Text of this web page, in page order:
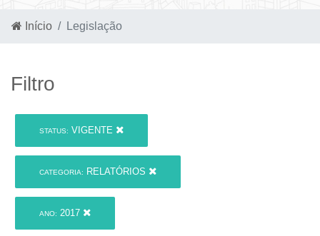
Início Legislação
Filtro
STATUS: VIGENTE
CATEGORIA: RELATÓRIOS
ANO: 2017